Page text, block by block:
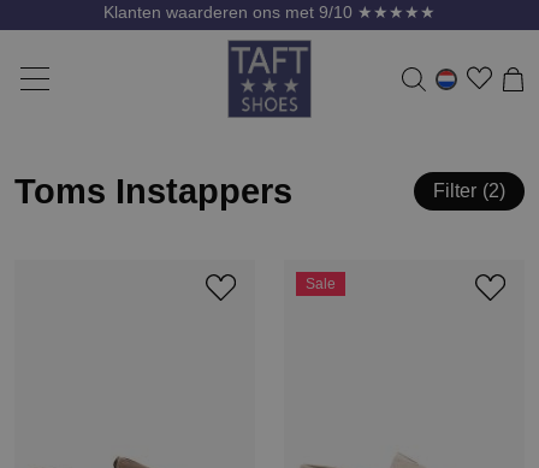
Klanten waarderen ons met 9/10 ★★★★★
Toms Instappers Filter 2
Sale